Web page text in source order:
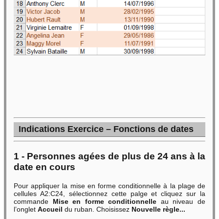
Indications Exercice – Fonctions de dates
1 - Personnes agées de plus de 24 ans à la
date en cours
Pour appliquer la mise en forme conditionnelle à la plage de
cellules A2:C24, sélectionnez cette palge et cliquez sur la
commande Mise en forme conditionnelle au niveau de
l’onglet Accueil du ruban. Choisissez Nouvelle règle...